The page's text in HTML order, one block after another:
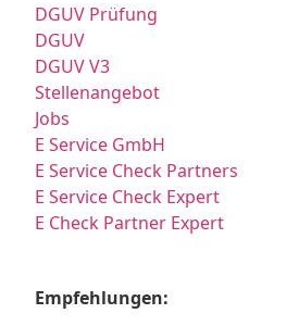
DGUV Prüfung
DGUV
DGUV V3
Stellenangebot
Jobs
E Service GmbH
E Service Check Partners
E Service Check Expert
E Check Partner Expert
Empfehlungen: